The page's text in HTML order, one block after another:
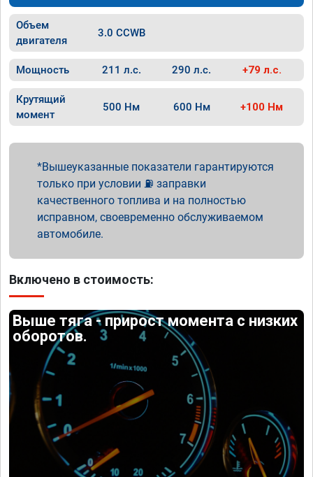
Объем
двигателя
3.0 CCWB
Мощность 211 л.с. 290 л.с. +79 л.с.
Крутящий
момент
500 Нм 600 Нм +100 Нм
Вышеуказанные показатели гарантируются
только при условии ⛽ заправки
качественного топлива и на полностью
исправном, своевременно обслуживаемом
автомобиле.
Включено в стоимость:
Выше тяга - прирост момента с низких
оборотов.